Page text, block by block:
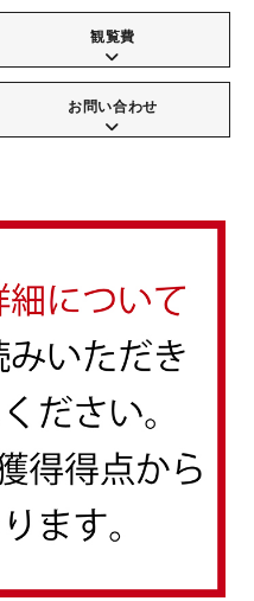
観覧費
お問い合わせ